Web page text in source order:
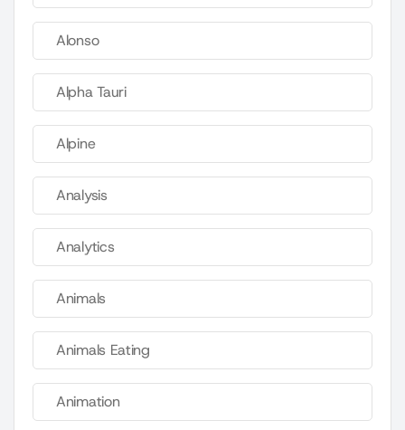
Alonso
Alpha Tauri
Alpine
Analysis
Analytics
Animals
Animals Eating
Animation